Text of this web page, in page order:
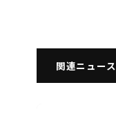
関連ニュース